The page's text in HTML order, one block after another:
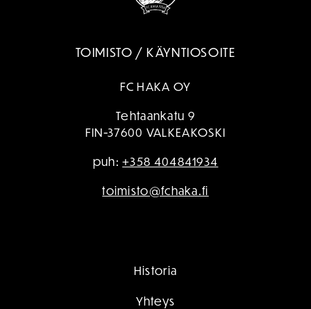
TOIMISTO / KÄYNTIOSOITE
FC HAKA OY
Tehtaankatu 9
FIN-37600 VALKEAKOSKI
puh:+358 404841934
toimisto@fchaka.fi
Historia
Yhteys